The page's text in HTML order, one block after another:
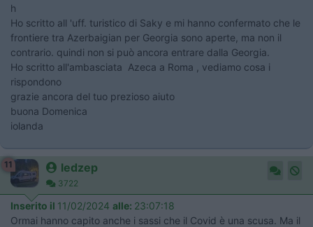
h
Ho scritto all 'uff. turistico di Saky e mi hanno confermato che le
frontiere tra Azerbaigian per Georgia sono aperte, ma non il
contrario. quindi non si può ancora entrare dalla Georgia.
Ho scritto all'ambasciata Azeca a Roma , vediamo cosa i
rispondono
grazie ancora del tuo prezioso aiuto
buona Domenica
iolanda
11 ledzep
3722
Inserito il 11/02/2024 alle: 23:07:18
Ormai hanno capito anche i sassi che il Covid è una scusa. Ma il